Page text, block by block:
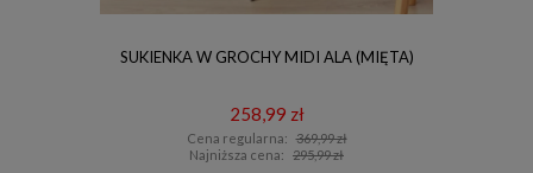
SUKIENKA W GROCHY MIDI ALA (MIĘTA)
258,99 zł
Cena regularna: 369,99 zł
Najniższa cena:
295,99 zł